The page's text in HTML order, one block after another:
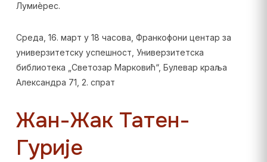
Лумиèрес.
Среда, 16. март у 18 часова, Франкофони центар за
универзитетску успешност, Универзитетска
библиотека „Светозар Марковић“, Булевар краља
Александра 71, 2. спрат
Жан-Жак Татен-
Гурије